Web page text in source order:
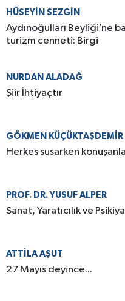
HÜSEYIN SEZGIN
Aydınoğulları Beyliği’ne
turizm cenneti: Birgi
NURDAN ALADAĞ
Şiir
GÖKMEN KÜÇÜKTAŞDEMIR
Herkes susarken
PROF. DR. YUSUF ALPER
Sanat, Yaratıcılık ve
ATTILA AŞUT
27 Mayıs deyince...